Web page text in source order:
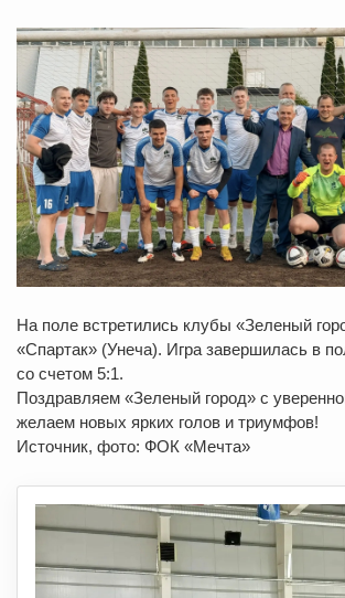
На поле встретились клубы «Зеленый
«Спартак» (Унеча). Игра завершилась в
со счетом 5:1.
Поздравляем «Зеленый город» с
желаем новых ярких голов и триумфов!
Источник, фото: ФОК «Мечта»